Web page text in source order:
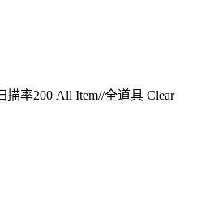
描率200 All Item//全道具 Clear